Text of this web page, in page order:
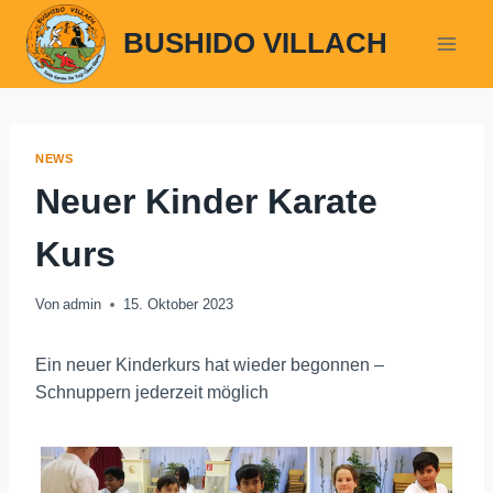
Inhalt
springen
BUSHIDO VILLACH
NEWS
Neuer Kinder Karate
Kurs
Von admin 15. Oktober 2023
Ein neuer Kinderkurs hat wieder begonnen –
Schnuppern jederzeit möglich